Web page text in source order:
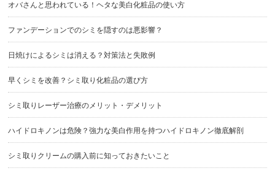
オバさんと思われている！ヘタな美白化粧品の使い方
ファンデーションでのシミを隠すのは悪影響？
日焼けによるシミは消える？対策法と失敗例
早くシミを改善？シミ取り化粧品の選び方
シミ取りレーザー治療のメリット・デメリット
ハイドロキノンは危険？強力な美白作用を持つハイドロキノン徹底解剖
シミ取りクリームの購入前に知っておきたいこと